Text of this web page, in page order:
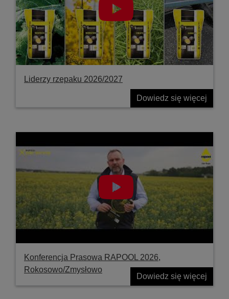
Liderzy rzepaku 2026/2027
Dowiedz się więcej
Konferencja Prasowa RAPOOL 2026,
Rokosowo/Zmysłowo
Dowiedz się więcej